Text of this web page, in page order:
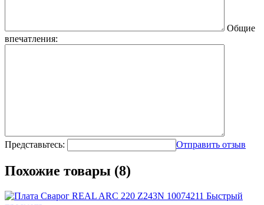
Общие
впечатления:
Представьтесь: Отправить отзыв
Похожие товары (8)
Быстрый